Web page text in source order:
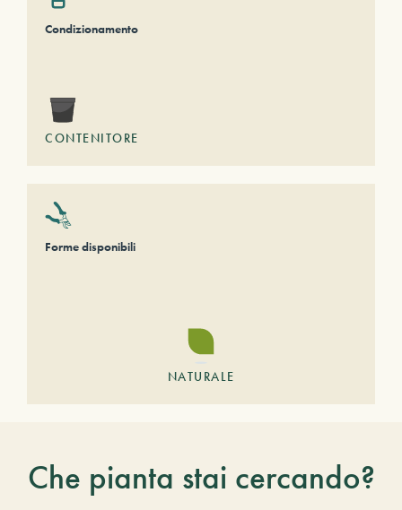
Condizionamento
CONTENITORE
Forme disponibili
NATURALE
Che pianta stai cercando?